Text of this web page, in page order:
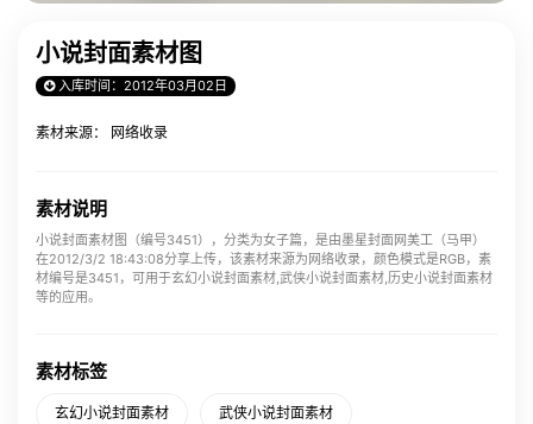
小说封面素材图
入库时间：2012年03月02日
素材来源： 网络收录
素材说明
小说封面素材图（编号3451），分类为女子篇，是由墨星封面网美工（马甲）
在2012/3/2 18:43:08分享上传，该素材来源为网络收录，颜色模式是RGB，素
材编号是3451，可用于玄幻小说封面素材,武侠小说封面素材,历史小说封面素材
等的应用。
素材标签
玄幻小说封面素材 武侠小说封面素材